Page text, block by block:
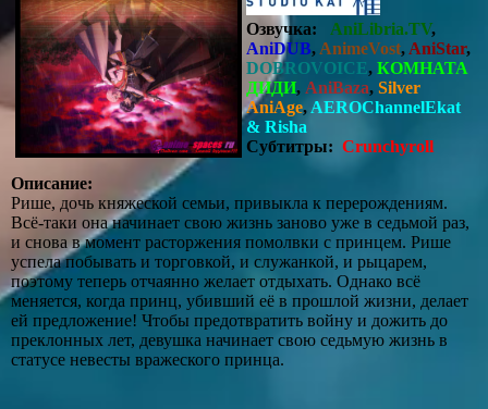
Озвучка: AniLibria.TV,
AniDUB, AnimeVost, AniStar,
DOBROVOICE, КОМНАТА
ДИДИ, AniBaza, Silver
AniAge, AEROChannelEkat
& Risha
Субтитры: Crunchyroll
Описание:
Рише, дочь княжеской семьи, привыкла к перерождениям.
Всё-таки она начинает свою жизнь заново уже в седьмой раз,
и снова в момент расторжения помолвки с принцем. Рише
успела побывать и торговкой, и служанкой, и рыцарем,
поэтому теперь отчаянно желает отдыхать. Однако всё
меняется, когда принц, убивший её в прошлой жизни, делает
ей предложение! Чтобы предотвратить войну и дожить до
преклонных лет, девушка начинает свою седьмую жизнь в
статусе невесты вражеского принца.